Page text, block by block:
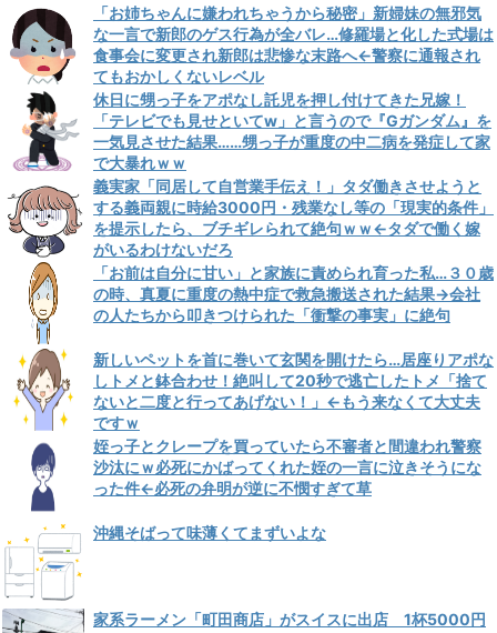
「お姉ちゃんに嫌われちゃうから秘密」新婦妹の無邪気
な一言で新郎のゲス行為が全バレ…修羅場と化した式場は
食事会に変更され新郎は悲惨な末路へ←警察に通報され
てもおかしくないレベル
休日に甥っ子をアポなし託児を押し付けてきた兄嫁！
「テレビでも見せといてw」と言うので『Gガンダム』を
一気見させた結果……甥っ子が重度の中二病を発症して家
で大暴れｗｗ
義実家「同居して自営業手伝え！」タダ働きさせようと
する義両親に時給3000円・残業なし等の「現実的条件」
を提示したら、ブチギレられて絶句ｗｗ←タダで働く嫁
がいるわけないだろ
「お前は自分に甘い」と家族に責められ育った私…３０歳
の時、真夏に重度の熱中症で救急搬送された結果→会社
の人たちから叩きつけられた「衝撃の事実」に絶句
新しいペットを首に巻いて玄関を開けたら…居座りアポな
しトメと鉢合わせ！絶叫して20秒で逃亡したトメ「捨て
ないと二度と行ってあげない！」←もう来なくて大丈夫
ですｗ
姪っ子とクレープを買っていたら不審者と間違われ警察
沙汰にｗ必死にかばってくれた姪の一言に泣きそうにな
った件←必死の弁明が逆に不憫すぎて草
沖縄そばって味薄くてまずいよな
家系ラーメン「町田商店」がスイスに出店 1杯5000円